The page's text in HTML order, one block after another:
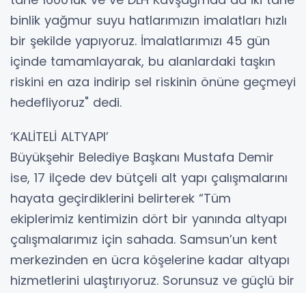
binlik yağmur suyu hatlarımızın imalatları hızlı
bir şekilde yapıyoruz. İmalatlarımızı 45 gün
içinde tamamlayarak, bu alanlardaki taşkın
riskini en aza indirip sel riskinin önüne geçmeyi
hedefliyoruz" dedi.
‘KALİTELİ ALTYAPI’
Büyükşehir Belediye Başkanı Mustafa Demir
ise, 17 ilçede dev bütçeli alt yapı çalışmalarını
hayata geçirdiklerini belirterek “Tüm
ekiplerimiz kentimizin dört bir yanında altyapı
çalışmalarımız için sahada. Samsun’un kent
merkezinden en ücra köşelerine kadar altyapı
hizmetlerini ulaştırıyoruz. Sorunsuz ve güçlü bir